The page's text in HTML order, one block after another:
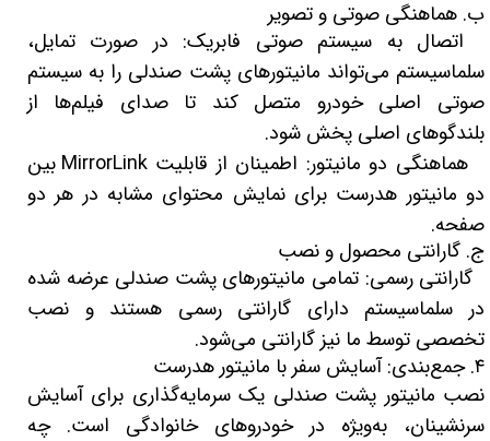
ب. هماهنگی صوتی و تصویر
اتصال به سیستم صوتی فابریک: در صورت تمایل،
سلماسیستم می‌تواند مانیتورهای پشت صندلی را به سیستم
صوتی اصلی خودرو متصل کند تا صدای فیلم‌ها از
بلندگوهای اصلی پخش شود.
هماهنگی دو مانیتور: اطمینان از قابلیت MirrorLink بین
دو مانیتور هدرست برای نمایش محتوای مشابه در هر دو
صفحه.
ج. گارانتی محصول و نصب
گارانتی رسمی: تمامی مانیتورهای پشت صندلی عرضه شده
در سلماسیستم دارای گارانتی رسمی هستند و نصب
تخصصی توسط ما نیز گارانتی می‌شود.
۴. جمع‌بندی: آسایش سفر با مانیتور هدرست
نصب مانیتور پشت صندلی یک سرمایه‌گذاری برای آسایش
سرنشینان، به‌ویژه در خودروهای خانوادگی است. چه